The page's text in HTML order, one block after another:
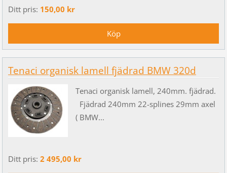
Ditt pris: 150,00 kr
Tenaci organisk lamell fjädrad BMW 320d
Tenaci organisk lamell, 240mm. fjädrad.
Fjädrad 240mm 22-splines 29mm axel
( BMW...
Ditt pris: 2 495,00 kr